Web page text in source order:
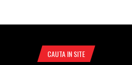
CAUTA IN SITE